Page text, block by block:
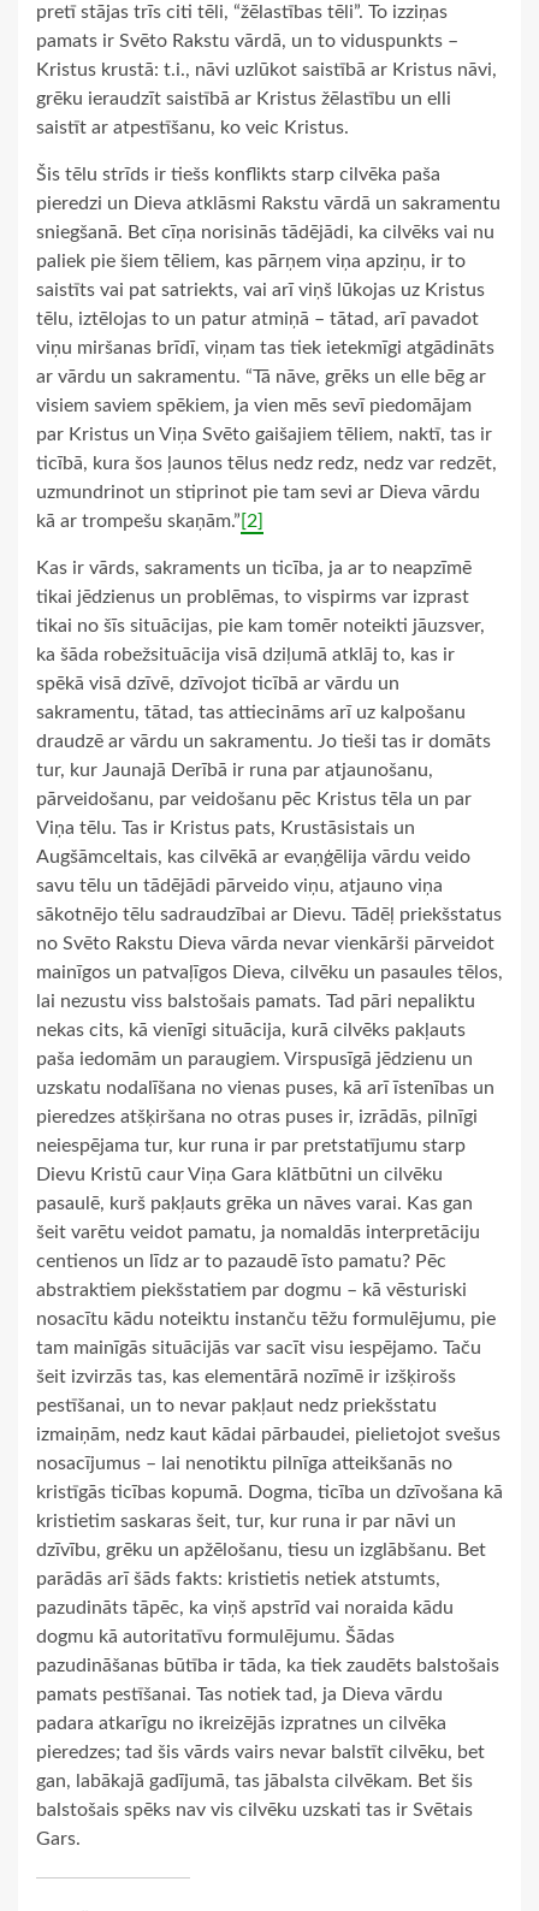
pretī stājas trīs citi tēli, “žēlastības tēli”. To izziņas
pamats ir Svēto Rakstu vārdā, un to viduspunkts –
Kristus krustā: t.i., nāvi uzlūkot saistībā ar Kristus nāvi,
grēku ieraudzīt saistībā ar Kristus žēlastību un elli
saistīt ar atpestīšanu, ko veic Kristus.
Šis tēlu strīds ir tiešs konflikts starp cilvēka paša
pieredzi un Dieva atklāsmi Rakstu vārdā un sakramentu
sniegšanā. Bet cīņa norisinās tādējādi, ka cilvēks vai nu
paliek pie šiem tēliem, kas pārņem viņa apziņu, ir to
saistīts vai pat satriekts, vai arī viņš lūkojas uz Kristus
tēlu, iztēlojas to un patur atmiņā – tātad, arī pavadot
viņu miršanas brīdī, viņam tas tiek ietekmīgi atgādināts
ar vārdu un sakramentu. “Tā nāve, grēks un elle bēg ar
visiem saviem spēkiem, ja vien mēs sevī piedomājam
par Kristus un Viņa Svēto gaišajiem tēliem, naktī, tas ir
ticībā, kura šos ļaunos tēlus nedz redz, nedz var redzēt,
uzmundrinot un stiprinot pie tam sevi ar Dieva vārdu
kā ar trompešu skaņām.” [2]
Kas ir vārds, sakraments un ticība, ja ar to neapzīmē
tikai jēdzienus un problēmas, to vispirms var izprast
tikai no šīs situācijas, pie kam tomēr noteikti jāuzsver,
ka šāda robežsituācija visā dziļumā atklāj to, kas ir
spēkā visā dzīvē, dzīvojot ticībā ar vārdu un
sakramentu, tātad, tas attiecināms arī uz kalpošanu
draudzē ar vārdu un sakramentu. Jo tieši tas ir domāts
tur, kur Jaunajā Derībā ir runa par atjaunošanu,
pārveidošanu, par veidošanu pēc Kristus tēla un par
Viņa tēlu. Tas ir Kristus pats, Krustāsistais un
Augšāmceltais, kas cilvēkā ar evaņģēlija vārdu veido
savu tēlu un tādējādi pārveido viņu, atjauno viņa
sākotnējo tēlu sadraudzībai ar Dievu. Tādēļ priekšstatus
no Svēto Rakstu Dieva vārda nevar vienkārši pārveidot
mainīgos un patvaļīgos Dieva, cilvēku un pasaules tēlos,
lai nezustu viss balstošais pamats. Tad pāri nepaliktu
nekas cits, kā vienīgi situācija, kurā cilvēks pakļauts
paša iedomām un paraugiem. Virspusīgā jēdzienu un
uzskatu nodalīšana no vienas puses, kā arī īstenības un
pieredzes atšķiršana no otras puses ir, izrādās, pilnīgi
neiespējama tur, kur runa ir par pretstatījumu starp
Dievu Kristū caur Viņa Gara klātbūtni un cilvēku
pasaulē, kurš pakļauts grēka un nāves varai. Kas gan
šeit varētu veidot pamatu, ja nomaldās interpretāciju
centienos un līdz ar to pazaudē īsto pamatu? Pēc
abstraktiem piekšstatiem par dogmu – kā vēsturiski
nosacītu kādu noteiktu instanču tēžu formulējumu, pie
tam mainīgās situācijās var sacīt visu iespējamo. Taču
šeit izvirzās tas, kas elementārā nozīmē ir izšķirošs
pestīšanai, un to nevar pakļaut nedz priekšstatu
izmaiņām, nedz kaut kādai pārbaudei, pielietojot svešus
nosacījumus – lai nenotiktu pilnīga atteikšanās no
kristīgās ticības kopumā. Dogma, ticība un dzīvošana kā
kristietim saskaras šeit, tur, kur runa ir par nāvi un
dzīvību, grēku un apžēlošanu, tiesu un izglābšanu. Bet
parādās arī šāds fakts: kristietis netiek atstumts,
pazudināts tāpēc, ka viņš apstrīd vai noraida kādu
dogmu kā autoritatīvu formulējumu. Šādas
pazudināšanas būtība ir tāda, ka tiek zaudēts balstošais
pamats pestīšanai. Tas notiek tad, ja Dieva vārdu
padara atkarīgu no ikreizējās izpratnes un cilvēka
pieredzes; tad šis vārds vairs nevar balstīt cilvēku, bet
gan, labākajā gadījumā, tas jābalsta cilvēkam. Bet šis
balstošais spēks nav vis cilvēku uzskati tas ir Svētais
Gars.